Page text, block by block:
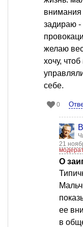
внимания
задираю -
желаю
хочу,
себе.
0
21
О
ее
в